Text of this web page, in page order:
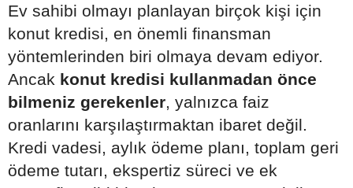
Ev sahibi olmayı planlayan birçok kişi için
konut kredisi, en önemli finansman
yöntemlerinden biri olmaya devam ediyor.
Ancak konut kredisi kullanmadan önce
bilmeniz gerekenler , yalnızca faiz
oranlarını karşılaştırmaktan ibaret değil.
Kredi vadesi, aylık ödeme planı, toplam geri
ödeme tutarı, ekspertiz süreci ve ek